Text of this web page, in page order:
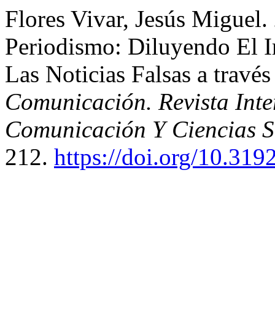
Flores Vivar, Jesús
Periodismo: Diluyendo El
Las Noticias Falsas a
Comunicación. Revista
Comunicación Y Ciencias
212. https://doi.org/